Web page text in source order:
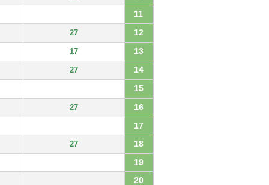
11
27 12
17 13
27 14
15
27
16
17
27
18
19
20